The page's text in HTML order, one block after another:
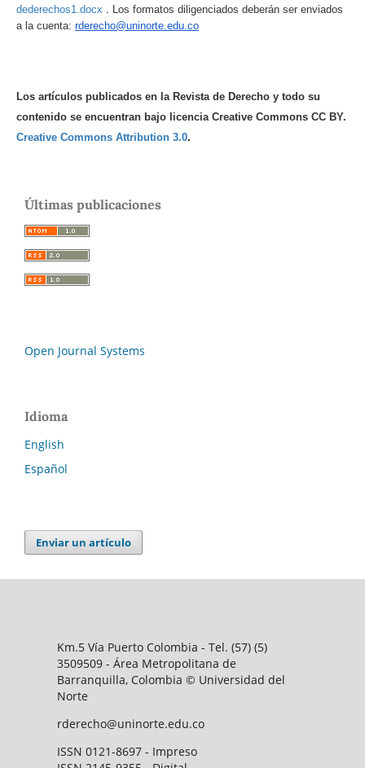
dederechos1.docx . Los formatos diligenciados deberán ser enviados
a la cuenta: rderecho@uninorte.edu.co
Los artículos publicados en la Revista de Derecho y todo su
contenido se encuentran bajo licencia Creative Commons CC BY.
Creative Commons Attribution 3.0.
Últimas publicaciones
Open Journal Systems
Idioma
English
Español
Enviar un artículo
Km.5 Vía Puerto Colombia - Tel. (57) (5)
3509509 - Área Metropolitana de
Barranquilla, Colombia © Universidad del
Norte
rderecho@uninorte.edu.co
ISSN 0121-8697 - Impreso